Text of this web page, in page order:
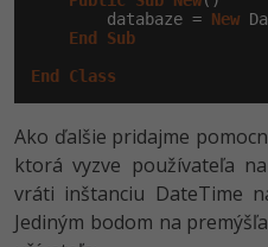
        databaze =
New
End
Sub
End
Class
Ako ďalšie pridajme
ktorá vyzve používateľa
vráti inštanciu DateTime
Jediným bodom na